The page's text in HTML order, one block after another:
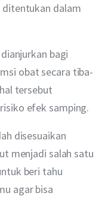
ditentukan dalam
bagi
obat secara tiba-
tersebut
efek samping.
disesuaikan
menjadi salah satu
beri tahu
agar bisa